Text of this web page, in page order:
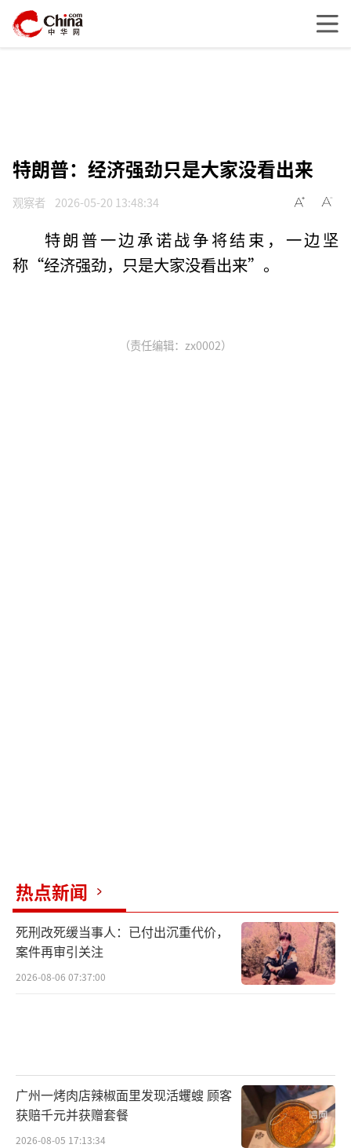
特朗普：经济强劲只是大家没看出来
观察者 2026-05-20 13:48:34
特朗普一边承诺战争将结束，一边坚
称“经济强劲，只是大家没看出来”。
（责任编辑：zx0002）
热点新闻
死刑改死缓当事人：已付出沉重代价，
案件再审引关注
2026-08-06 07:37:00
广州一烤肉店辣椒面里发现活蠼螋 顾客
获赔千元并获赠套餐
2026-08-05 17:13:34